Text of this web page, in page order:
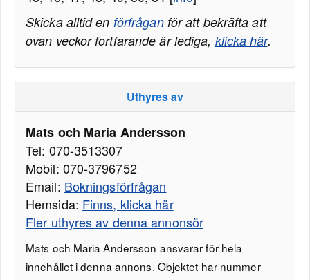
Skicka alltid en förfråganför att bekräfta att
ovan veckor fortfarande är lediga, klicka här.
Uthyres av
Mats och Maria Andersson
Tel: 070-3513307
Mobil: 070-3796752
Email: Bokningsförfrågan
Hemsida: Finns, klicka här
Fler uthyres av denna annonsör
Mats och Maria Andersson ansvarar för hela
innehållet i denna annons. Objektet har nummer